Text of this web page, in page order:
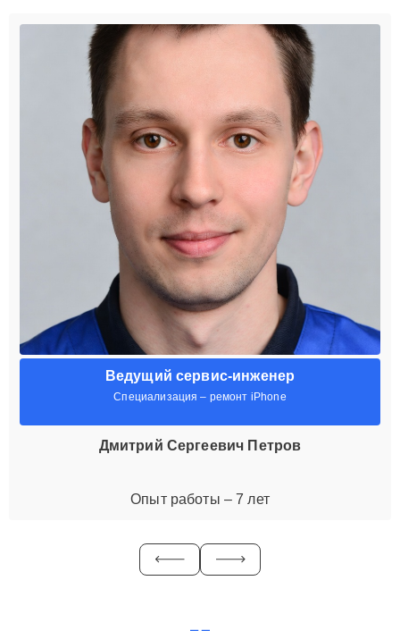
Ведущий сервис-инженер
Специализация – ремонт iPhone
Дмитрий Сергеевич Петров
Опыт работы – 7 лет